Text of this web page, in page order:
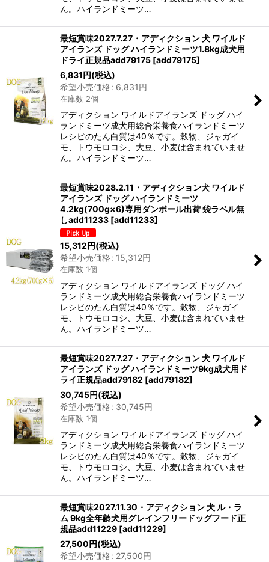
ん。ハイランドミーツ…
最短賞味2027.7.27・アディクション 犬 ワイルド
アイランズ ドッグ ハイランドミーツ1.8kg成犬用
ドライ正規品add79175 [add79175]
6,831円(税込)
希望小売価格: 6,831円
在庫数 2個
アディクション ワイルドアイランズ ドッグ ハイ
ランドミーツ成犬用総合栄養食ハイランドミーツ
レシピのたん白質は40％です。穀物、ジャガイ
モ、トウモロコシ、大豆、小麦は含まれていませ
ん。ハイランドミーツ…
最短賞味2028.2.11・アディクション犬 ワイルド
アイランズ ドッグ ハイランドミーツ
4.2kg(700g×6)専用ダンボール出荷 袋ラベル無
しadd11233 [add11233]
15,312円(税込)
希望小売価格: 15,312円
在庫数 1個
アディクション ワイルドアイランズ ドッグ ハイ
ランドミーツ成犬用総合栄養食ハイランドミーツ
レシピのたん白質は40％です。穀物、ジャガイ
モ、トウモロコシ、大豆、小麦は含まれていませ
ん。ハイランドミーツ…
最短賞味2027.7.27・アディクション 犬 ワイルド
アイランズ ドッグ ハイランドミーツ9kg成犬用ド
ライ正規品add79182 [add79182]
30,745円(税込)
希望小売価格: 30,745円
在庫数 1個
アディクション ワイルドアイランズ ドッグ ハイ
ランドミーツ成犬用総合栄養食ハイランドミーツ
レシピのたん白質は40％です。穀物、ジャガイ
モ、トウモロコシ、大豆、小麦は含まれていませ
ん。ハイランドミーツ…
最短賞味2027.11.30・アディクション 犬 ル・ラ
ム 9kg全年齢犬用グレインフリードッグフード正
規品add11229 [add11229]
27,500円(税込)
希望小売価格: 27,500円